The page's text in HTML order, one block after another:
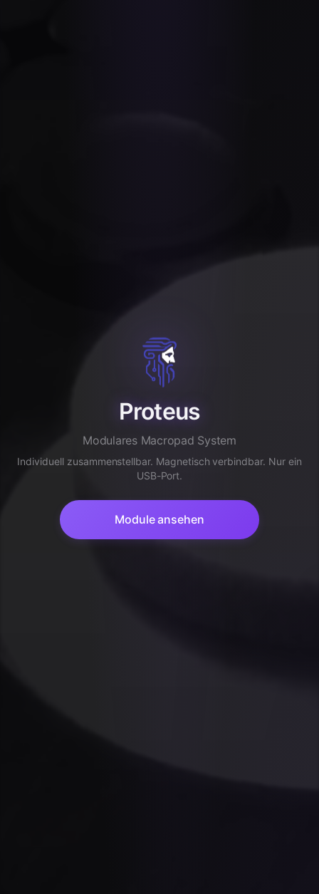
Proteus
Modulares Macropad System
Individuell zusammenstellbar. Magnetisch verbindbar. Nur ein
USB-Port.
Module ansehen